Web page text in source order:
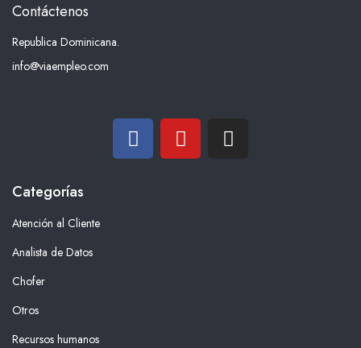
Contáctenos
Republica Dominicana.
info@viaempleo.com
Categorías
Atención al Cliente
Analista de Datos
Chofer
Otros
Recursos humanos